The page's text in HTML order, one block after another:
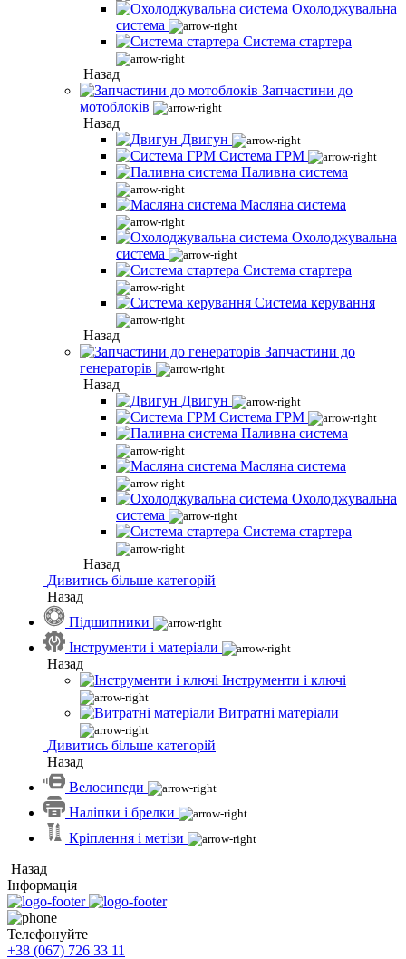
Охолоджувальна
система
Система стартера
Назад
Запчастини до
мотоблоків
Назад
Двигун
Система ГРМ
Паливна система
Масляна система
Охолоджувальна
система
Система стартера
Система керування
Назад
Запчастини до
генераторів
Назад
Двигун
Система ГРМ
Паливна система
Масляна система
Охолоджувальна
система
Система стартера
Назад
Дивитись більше категорій
Назад
Підшипники
Інструменти і матеріали
Назад
Інструменти і ключі
Витратні матеріали
Дивитись більше категорій
Назад
Велосипеди
Наліпки і брелки
Кріплення і метізи
Назад
Інформація
Телефонуйте
+38 (067) 726 33 11